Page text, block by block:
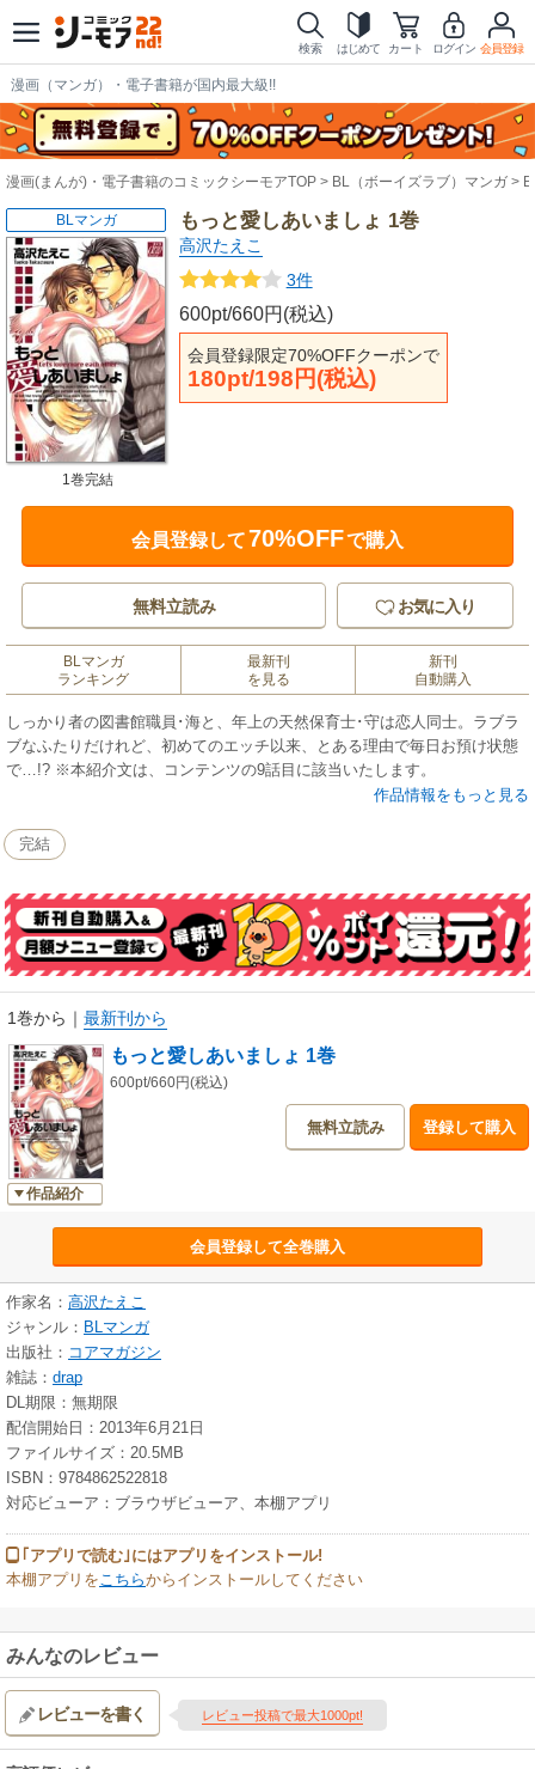
検索 はじめて カート ログイン 会員登録
漫画（マンガ）・電子書籍が国内最大級!!
漫画(まんが)・電子書籍のコミックシーモアTOP BL（ボーイズラブ）マンガ
もっと愛しあいましょ 1巻
高沢たえこ
3件
600pt/660円(税込)
会員登録限定70%OFFクーポンで
180pt/198円(税込)
BLマンガ
1巻完結
会員登録して70%OFFで購入
無料立読み お気に入り
BLマンガ
ランキング
最新刊
を見る
新刊
自動購入
しっかり者の図書館職員･海と、年上の天然保育士･守は恋人同士。ラブラ
ブなふたりだけれど、初めてのエッチ以来、とある理由で毎日お預け状態
で…!? ※本紹介文は、コンテンツの9話目に該当いたします。
作品情報をもっと見る
完結
1巻から ｜ 最新刊から
作品紹介
もっと愛しあいましょ 1巻
600pt/660円(税込)
無料立読み 登録して購入
会員登録して全巻購入
作家名： 高沢たえこ
ジャンル： BLマンガ
出版社： コアマガジン
雑誌： drap
DL期限：無期限
配信開始日：2013年6月21日
ファイルサイズ：20.5MB
ISBN：9784862522818
対応ビューア：ブラウザビューア、本棚アプリ
｢アプリで読む｣にはアプリをインストール!
本棚アプリを こちらからインストールしてください
みんなのレビュー
レビューを書く レビュー投稿で最大1000pt!